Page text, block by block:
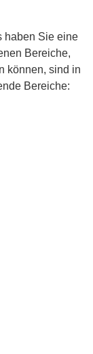
haben Sie eine
Bereiche,
können, sind in
Bereiche: